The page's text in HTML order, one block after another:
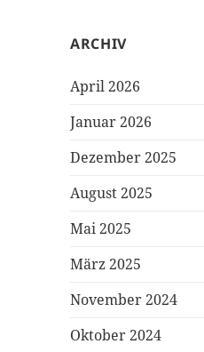
ARCHIV
April 2026
Januar 2026
Dezember 2025
August 2025
Mai 2025
März 2025
November 2024
Oktober 2024